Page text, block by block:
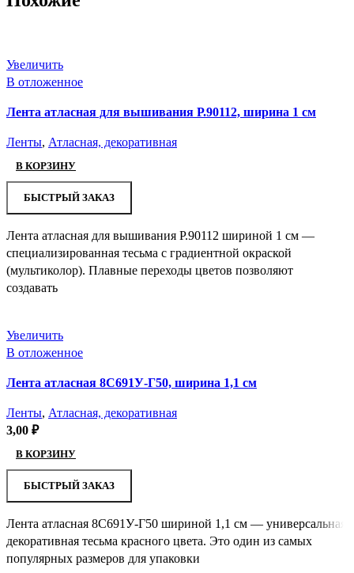
Увеличить
В отложенное
Лента атласная для вышивания Р.90112, ширина 1 см
Ленты, Атласная, декоративная
В КОРЗИНУ
БЫСТРЫЙ ЗАКАЗ
Лента атласная для вышивания Р.90112 шириной 1 см —
специализированная тесьма с градиентной окраской
(мультиколор). Плавные переходы цветов позволяют
создавать
Увеличить
В отложенное
Лента атласная 8С691У-Г50, ширина 1,1 см
Ленты, Атласная, декоративная
3,00 ₽
В КОРЗИНУ
БЫСТРЫЙ ЗАКАЗ
Лента атласная 8С691У-Г50 шириной 1,1 см — универсальная
декоративная тесьма красного цвета. Это один из самых
популярных размеров для упаковки